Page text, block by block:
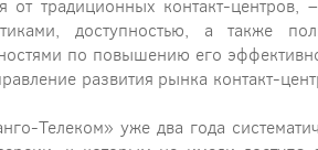
от традиционных контакт-центров,
доступностью, а также
по повышению его
развития рынка контакт-
Телеком» уже два года